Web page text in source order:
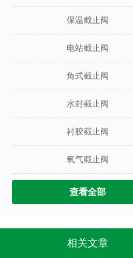
保温截止阀
电站截止阀
角式截止阀
水封截止阀
衬胶截止阀
氧气截止阀
查看全部
相关文章